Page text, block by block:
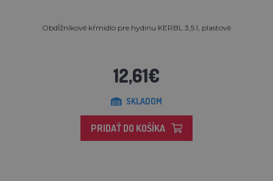
Obdĺžnikové kŕmidlo pre hydinu KERBL 3,5 l, plastové
12,61€
SKLADOM
PRIDAŤ DO KOŠÍKA